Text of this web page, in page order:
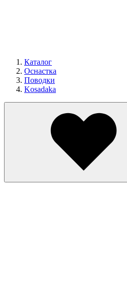
Каталог
Оснастка
Поводки
Kosadaka